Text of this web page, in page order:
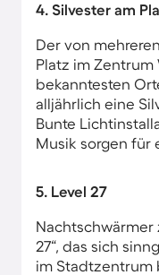
4. Silvester am
Der von
Platz im Zentrum
bekanntesten
alljährlich eine
Bunte
Musik sorgen für
5. Level 27
Nachtschwärmer
27“, das sich
im Stadtzentrum